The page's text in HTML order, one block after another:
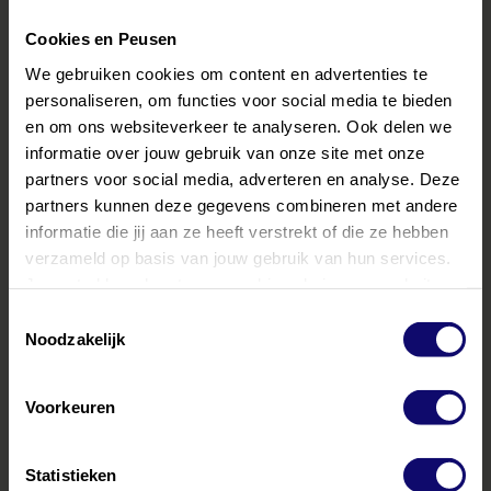
Cookies en Peusen
We gebruiken cookies om content en advertenties te
personaliseren, om functies voor social media te bieden
en om ons websiteverkeer te analyseren. Ook delen we
informatie over jouw gebruik van onze site met onze
partners voor social media, adverteren en analyse. Deze
partners kunnen deze gegevens combineren met andere
informatie die jij aan ze heeft verstrekt of die ze hebben
verzameld op basis van jouw gebruik van hun services.
Noodzakelijk
Voorkeuren
Statistieken
van nabestaanden wat zij belangrijk vinden, welke sfeer zij
tijdens de uitvaart willen overbrengen. Zodat de
herinnering aan de uitvaart helpt om hoopvoller de
toekomst in te gaan.”
Peusen Uitvaartzorg | Crematorium gebruikt al langere tijd
foto’s van klaprozen in haar communicatie. De klaproos
verbeeldt namelijk kwetsbaarheid, maar ook
onverzettelijkheid in het bieden van hulp, om
nabestaanden zo goed mogelijk bij te staan tijdens de
moeilijke dagen rond het laatste afscheid. Immers, hoe
teer een klaproos er ook uitziet, het is een symbool van
troost, kracht en bezinning op het vergankelijke. Onlangs
is de illustratie van een klaproos zelfs definitief in het logo